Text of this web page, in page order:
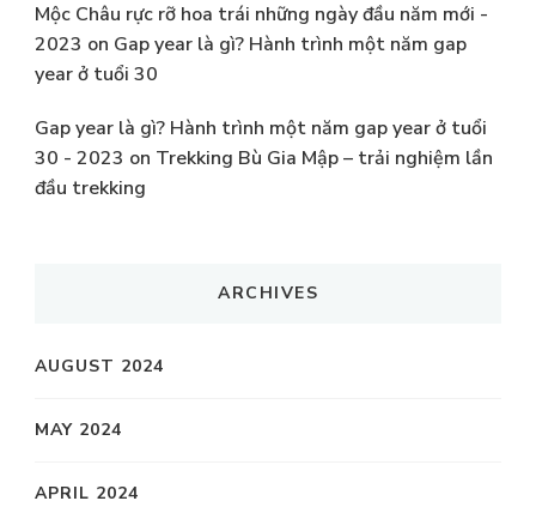
Mộc Châu rực rỡ hoa trái những ngày đầu năm mới -
2023 on Gap year là gì? Hành trình một năm gap
year ở tuổi 30
Gap year là gì? Hành trình một năm gap year ở tuổi
30 - 2023 on Trekking Bù Gia Mập – trải nghiệm lần
đầu trekking
ARCHIVES
AUGUST 2024
MAY 2024
APRIL 2024